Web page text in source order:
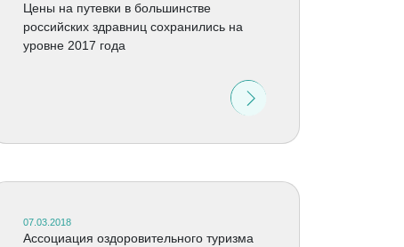
Цены на путевки в большинстве
российских здравниц сохранились на
уровне 2017 года
07.03.2018
Ассоциация оздоровительного туризма